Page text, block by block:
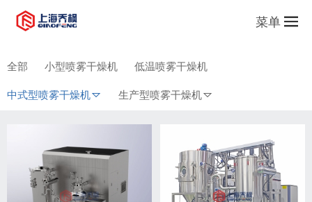
菜单
全部 小型喷雾干燥机 低温喷雾干燥机
中式型喷雾干燥机 生产型喷雾干燥机